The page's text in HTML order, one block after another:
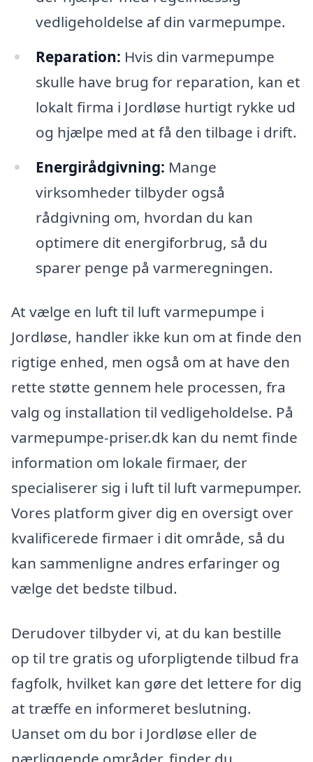
vedligeholdelse af din varmepumpe.
Reparation: Hvis din varmepumpe
skulle have brug for reparation, kan et
lokalt firma i Jordløse hurtigt rykke ud
og hjælpe med at få den tilbage i drift.
Energirådgivning: Mange
virksomheder tilbyder også
rådgivning om, hvordan du kan
optimere dit energiforbrug, så du
sparer penge på varmeregningen.
At vælge en luft til luft varmepumpe i
Jordløse, handler ikke kun om at finde den
rigtige enhed, men også om at have den
rette støtte gennem hele processen, fra
valg og installation til vedligeholdelse. På
varmepumpe-priser.dk kan du nemt finde
information om lokale firmaer, der
specialiserer sig i luft til luft varmepumper.
Vores platform giver dig en oversigt over
kvalificerede firmaer i dit område, så du
kan sammenligne andres erfaringer og
vælge det bedste tilbud.
Derudover tilbyder vi, at du kan bestille
op til tre gratis og uforpligtende tilbud fra
fagfolk, hvilket kan gøre det lettere for dig
at træffe en informeret beslutning.
Uanset om du bor i Jordløse eller de